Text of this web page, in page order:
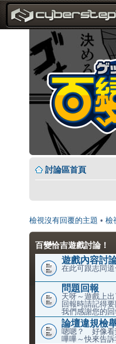
討論區首頁
檢視沒有回覆的主題 • 檢
百變恰吉遊戲討論！
遊戲內容討
在此可跟志同
問題回報
天呀～遊戲上
回報時請記得
我們感謝您的回
論壇違規檢
嗯嗯？ 好像看
嗶嗶～快來告